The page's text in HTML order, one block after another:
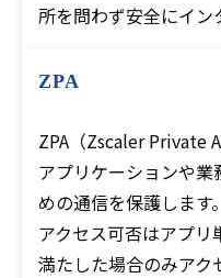
所を問わず安全にイン
ZPA
ZPA（Zscaler Private
アプリケーションや
めの通信を保護します。
アクセス可否はアプ
満たした場合のみアク